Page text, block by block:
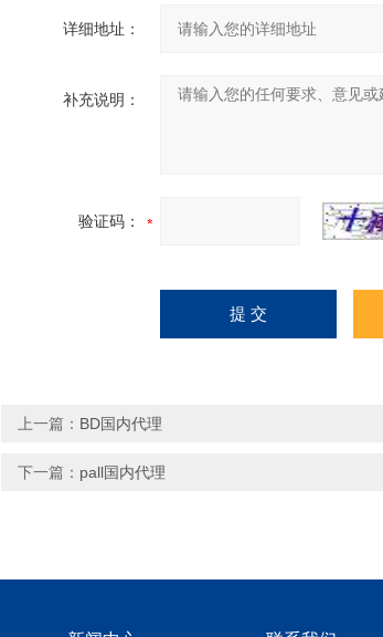
详细地址：
补充说明：
验证码：
上一篇： BD国内代理
下一篇： pall国内代理